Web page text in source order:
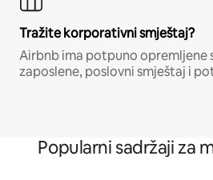
Tražite korporativni smještaj?
Airbnb ima potpuno opremljene
zaposlene, poslovni smještaj i
Popularni sadržaji za